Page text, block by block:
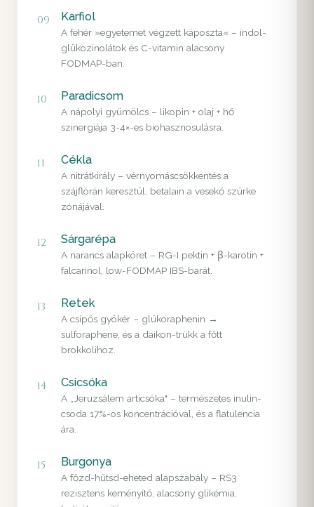
09 Karfiol
A fehér »egyetemet végzett káposzta« – indol-
glükozinolátok és C-vitamin alacsony
FODMAP-ban.
10 Paradicsom
A nápolyi gyümölcs – likopin + olaj + hő
szinergiája 3-4×-es biohasznosulásra.
11 Cékla
A nitrátkirály – vérnyomáscsökkentés a
szájflórán keresztül, betalain a vesekő szürke
zónájával.
12 Sárgarépa
A narancs alapköret – RG-I pektin + β-karotin +
falcarinol, low-FODMAP IBS-barát.
13 Retek
A csípős gyökér – glükoraphenin →
sulforaphene, és a daikon-trükk a főtt
brokkolihoz.
14 Csicsóka
A „Jeruzsálem articsóka" – természetes inulin-
csoda 17%-os koncentrációval, és a flatulencia
ára.
15 Burgonya
A főzd-hűtsd-eheted alapszabály – RS3
rezisztens keményítő, alacsony glikémia,